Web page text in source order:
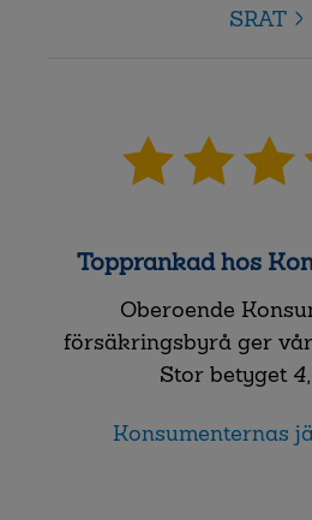
SRAT
Topprankad hos
Oberoende
försäkringsbyrå ger
Stor betyget
Konsumenternas